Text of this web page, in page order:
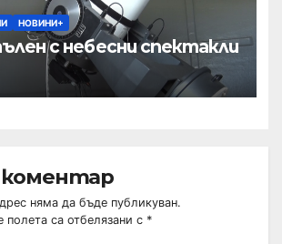
НОВИНИ+
с небесни спектакли
няма да бъде публикуван.
полета са отбелязани с *